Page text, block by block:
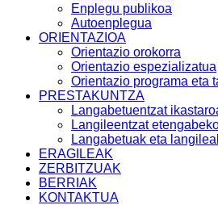
Enplegu publikoa
Autoenplegua
ORIENTAZIOA
Orientazio orokorra
Orientazio espezializatua
Orientazio programa eta
PRESTAKUNTZA
Langabetuentzat
Langileentzat
Langabetuak eta
ERAGILEAK
ZERBITZUAK
BERRIAK
KONTAKTUA